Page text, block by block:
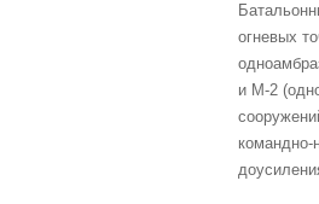
огневых
и М-2
командно-